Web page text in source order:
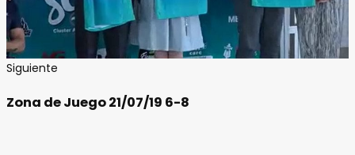
Siguiente
Zona de Juego 21/07/19 6-8